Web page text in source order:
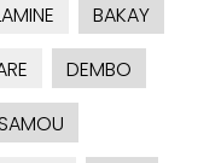
BAKAY
DEMBO
SAMOU